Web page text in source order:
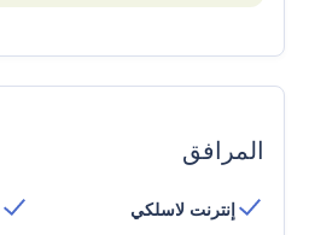
المرافق
إنترنت لاسلكي